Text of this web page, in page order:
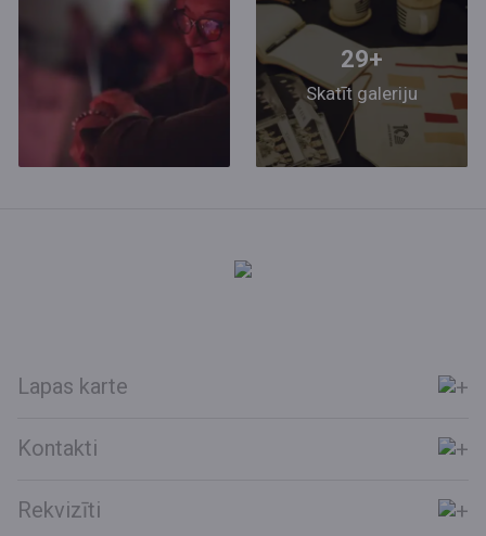
29+
Skatīt galeriju
Lapas karte
Kontakti
Rekvizīti